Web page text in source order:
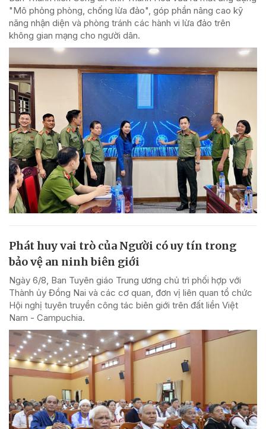
"Mô phỏng phòng, chống lừa đảo", góp phần nâng cao kỹ
năng nhận diện và phòng tránh các hành vi lừa đảo trên
không gian mạng cho người dân.
Phát huy vai trò của Người có uy tín trong
bảo vệ an ninh biên giới
Ngày 6/8, Ban Tuyên giáo Trung ương chủ trì phối hợp với
Thành ủy Đồng Nai và các cơ quan, đơn vị liên quan tổ chức
Hội nghị tuyên truyền công tác biên giới trên đất liền Việt
Nam - Campuchia.